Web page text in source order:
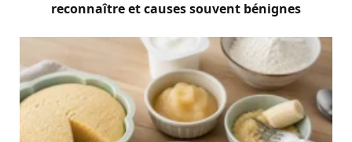
reconnaître et causes souvent bénignes